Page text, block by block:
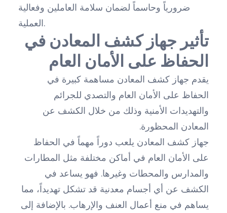
ضرورياً وحاسماً لضمان سلامة العاملين وفعالية
العملية.
تأثير جهاز كشف المعادن في
الحفاظ على الأمان العام
يقدم جهاز كشف المعادن مساهمة كبيرة في
الحفاظ على الأمان العام والتصدي للجرائم
والتهديدات الأمنية وذلك من خلال الكشف عن
المعادن المحظورة.
جهاز كشف المعادن يلعب دوراً مهماً في الحفاظ
على الأمان العام في أماكن مختلفة مثل المطارات
والمدارس والمحطات وغيرها. فهو يساعد في
الكشف عن أي أجسام معدنية قد تشكل تهديداً، مما
يساهم في منع أعمال العنف والإرهاب. بالإضافة إلى